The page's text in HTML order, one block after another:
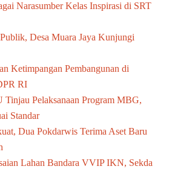
Narasumber Kelas Inspirasi di SRT
Desa Muara Jaya Kunjungi
Ketimpangan Pembangunan di
RI
Tinjau Pelaksanaan Program MBG,
Standar
Dua Pokdarwis Terima Aset Baru
Lahan Bandara VVIP IKN, Sekda